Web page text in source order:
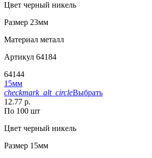
Цвет черный никель
Размер 23мм
Материал металл
Артикул 64184
64144
15мм
checkmark_alt_circleВыбрать
12.77 р.
По 100 шт
Цвет черный никель
Размер 15мм